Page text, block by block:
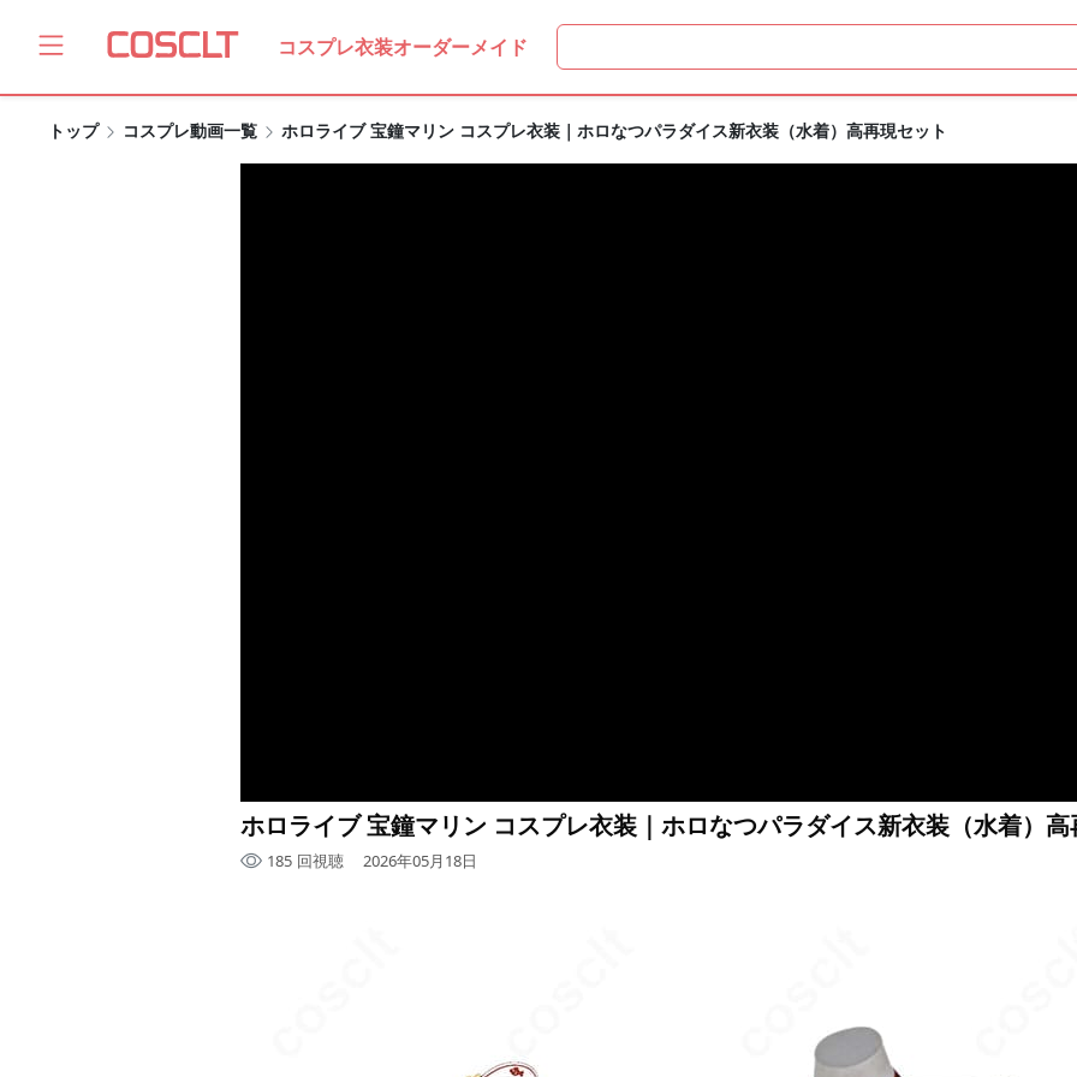
コスプレ衣装オーダーメイド
トップ コスプレ動画一覧 ホロライブ 宝鐘マリン コスプレ衣装｜ホロなつパラダイス新衣装（水着）高再現セット
ホロライブ 宝鐘マリン コスプレ衣装｜ホロなつパラダイス新衣装（水着）高
185 回視聴 2026年05月18日